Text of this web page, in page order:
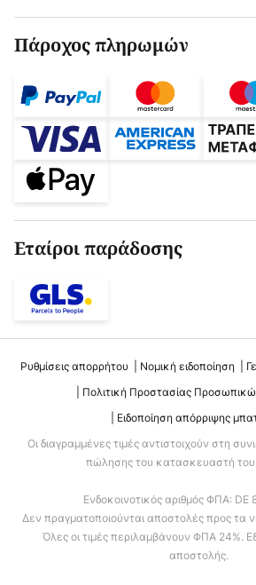
Πάροχος πληρωμών
Εταίροι παράδοσης
Ρυθμίσεις απορρήτου Νομική ειδοποίηση
Πολιτική Προστασίας
Ειδοποίηση απόρριψης
Οι διαγραμμένες τιμές αντιστοιχούν στη
πώλησης του κατασκευαστή του
Ενδοκοινοτικός αριθμός ΦΠΑ: DE
Δεν πραγματοποιούνται αποστολές προς τα
Όλες οι τιμές περιλαμβάνουν ΦΠΑ 24%.
αποστολής.